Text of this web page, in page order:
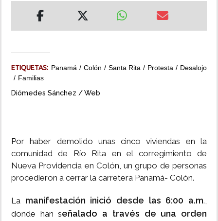
IMPRESO
ETIQUETAS: Panamá Colón Santa Rita Protesta
Desalojo
Familias
Diómedes Sánchez / Web
Por haber demolido unas cinco viviendas en la
comunidad de Río Rita en el corregimiento de
Nueva Providencia en Colón, un grupo de personas
procedieron a cerrar la carretera Panamá- Colón.
La manifestación inició desde las 6:00 a.m.,
donde han señalado a través de una orden